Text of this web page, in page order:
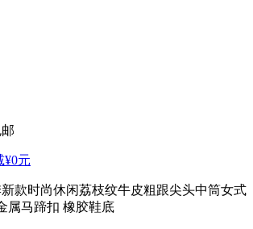
¥0元
款时尚休闲荔枝纹牛皮粗跟尖头中筒女式
属马蹄扣 橡胶鞋底